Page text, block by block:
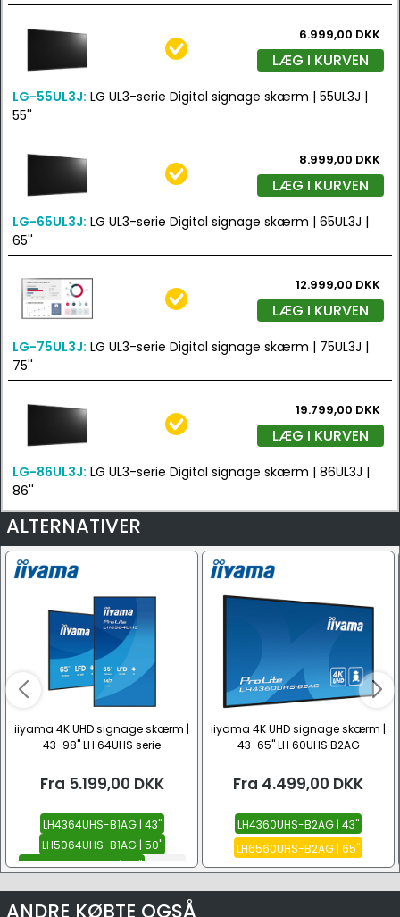
6.999,00 DKK
LÆG I KURVEN
LG-55UL3J: LG UL3-serie Digital signage skærm | 55UL3J |
55''
8.999,00 DKK
LÆG I KURVEN
LG-65UL3J: LG UL3-serie Digital signage skærm | 65UL3J |
65''
12.999,00 DKK
LÆG I KURVEN
LG-75UL3J: LG UL3-serie Digital signage skærm | 75UL3J |
75''
19.799,00 DKK
LÆG I KURVEN
LG-86UL3J: LG UL3-serie Digital signage skærm | 86UL3J |
86''
ALTERNATIVER
iiyama 4K UHD signage skærm |
43-98" LH 64UHS serie
Fra 5.199,00 DKK
LH4364UHS-B1AG | 43"
LH5064UHS-B1AG | 50"
LH5564UHS-B1AG | 55" Se alle
iiyama 4K UHD signage skærm |
43-65" LH 60UHS B2AG
Fra 4.499,00 DKK
LH4360UHS-B2AG | 43"
LH6560UHS-B2AG | 65"
ANDRE KØBTE OGSÅ